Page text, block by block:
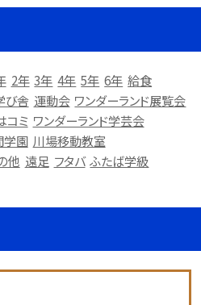
2年 3年 4年 5年 6年 給食
び舎 運動会 ワンダーランド展覧会
コミ ワンダーランド学芸会
学園 川場移動教室
他 遠足 フタバ ふたば学級